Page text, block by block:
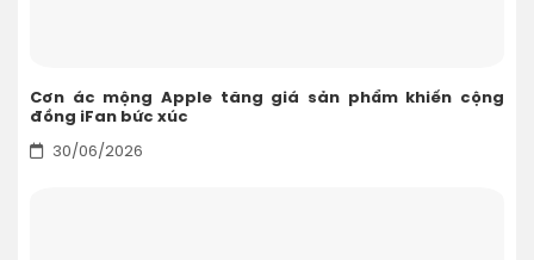
Cơn ác mộng Apple tăng giá sản phẩm khiến cộng
đồng iFan bức xúc
30/06/2026